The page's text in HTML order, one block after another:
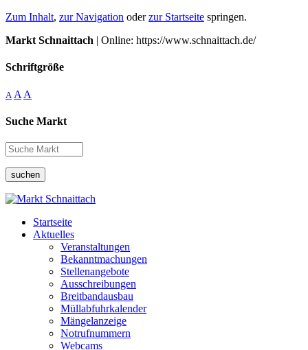
Zum Inhalt, zur Navigation oderzur Startseite springen.
Markt Schnaittach | Online: https://www.schnaittach.de/
Schriftgröße
A A A
Suche Markt
suchen
Startseite
Aktuelles
Veranstaltungen
Bekanntmachungen
Stellenangebote
Ausschreibungen
Breitbandausbau
Müllabfuhrkalender
Mängelanzeige
Notrufnummern
Webcams